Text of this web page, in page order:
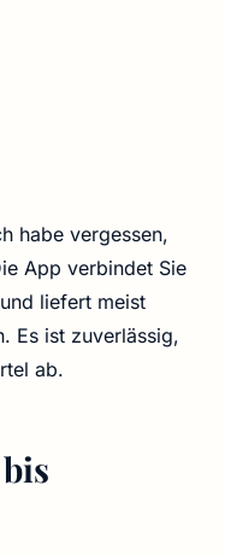
habe vergessen,
App verbindet Sie
liefert meist
Es ist zuverlässig,
ab.